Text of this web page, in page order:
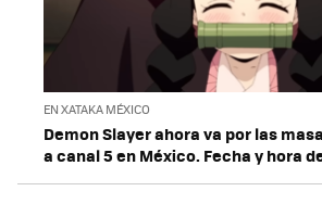
EN XATAKA MÉXICO
Demon Slayer ahora va por las
a canal 5 en México. Fecha y hora